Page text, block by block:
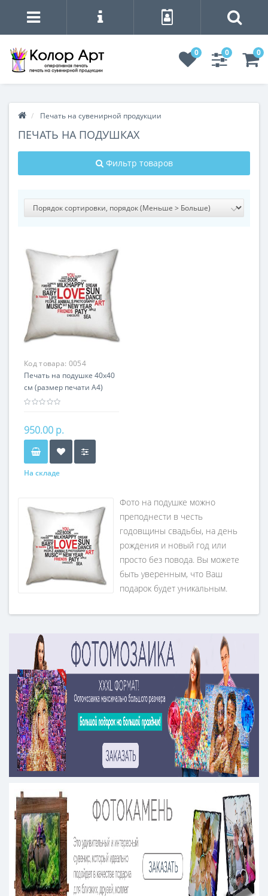
0 0 0
Печать на сувенирной продукции
ПЕЧАТЬ НА ПОДУШКАХ
Фильтр товаров
Код товара: 0054
Печать на подушке 40х40
см (размер печати А4)
950.00 р.
На складе
Фото на подушке можно
преподнести в честь
годовщины свадьбы, на день
рождения и новый год или
просто без повода. Вы можете
быть уверенным, что Ваш
подарок будет уникальным.